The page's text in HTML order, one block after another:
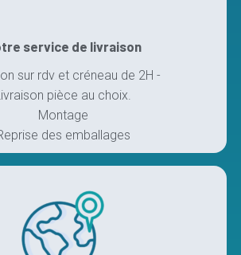
service de livraison
sur rdv et créneau de 2H -
pièce au choix.
Montage
des emballages